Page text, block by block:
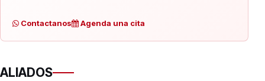
Contactanos Agenda una cita
ALIADOS